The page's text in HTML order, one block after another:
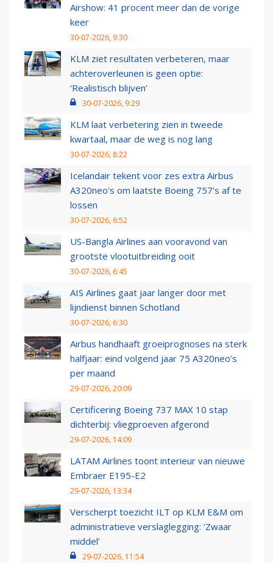
Airshow: 41 procent meer dan de vorige
keer
30-07-2026, 9:30
KLM ziet resultaten verbeteren, maar
achteroverleunen is geen optie:
‘Realistisch blijven’
30-07-2026, 9:29
KLM laat verbetering zien in tweede
kwartaal, maar de weg is nog lang
30-07-2026, 8:22
Icelandair tekent voor zes extra Airbus
A320neo's om laatste Boeing 757's af te
lossen
30-07-2026, 6:52
US-Bangla Airlines aan vooravond van
grootste vlootuitbreiding ooit
30-07-2026, 6:45
AIS Airlines gaat jaar langer door met
lijndienst binnen Schotland
30-07-2026, 6:30
Airbus handhaaft groeiprognoses na sterk
halfjaar: eind volgend jaar 75 A320neo’s
per maand
29-07-2026, 20:09
Certificering Boeing 737 MAX 10 stap
dichterbij: vliegproeven afgerond
29-07-2026, 14:09
LATAM Airlines toont interieur van nieuwe
Embraer E195-E2
29-07-2026, 13:34
Verscherpt toezicht ILT op KLM E&M om
administratieve verslaglegging: ‘Zwaar
middel’
29-07-2026, 11:54